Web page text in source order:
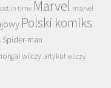
lost in time Marvel marvel
Polski komiks
Spider-man
wilczy artykuł wilczy